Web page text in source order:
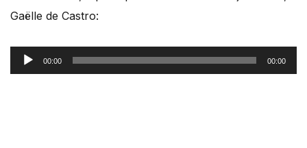
Gaëlle de Castro:
Reprodutor
de
00:00 00:00